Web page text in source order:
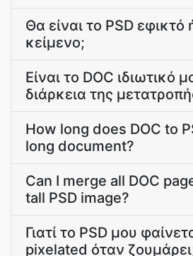
Θα είναι το PSD εφικτό
κείμενο;
Είναι το DOC ιδιωτικό
διάρκεια της
How long does DOC to
long document?
Can I merge all DOC
tall PSD image?
Γιατί το PSD μου
pixelated όταν